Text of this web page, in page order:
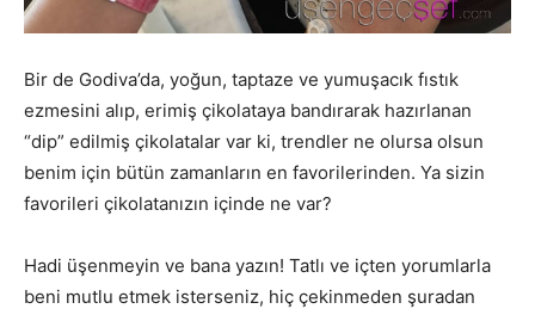
Bir de Godiva’da, yoğun, taptaze ve yumuşacık fıstık
ezmesini alıp, erimiş çikolataya bandırarak hazırlanan
“dip” edilmiş çikolatalar var ki, trendler ne olursa olsun
benim için bütün zamanların en favorilerinden. Ya sizin
favorileri çikolatanızın içinde ne var?
Hadi üşenmeyin ve bana yazın! Tatlı ve içten yorumlarla
beni mutlu etmek isterseniz, hiç çekinmeden şuradan